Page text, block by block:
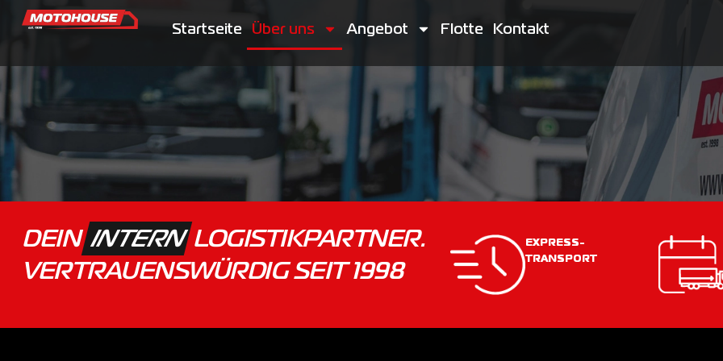
Startseite Über uns Angebot Flotte Kontakt
DEININTERNLOGISTIKPARTNER.
VERTRAUENSWÜRDIG SEIT 1998
EXPRESS-
TRANSPORT